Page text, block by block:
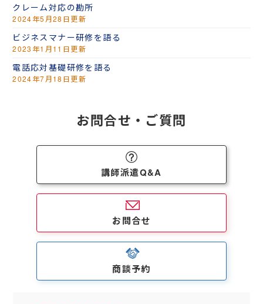
クレーム対応の勘所
2024年5月28日更新
ビジネスマナー研修を語る
2023年1月11日更新
電話応対基礎研修を語る
2024年7月18日更新
お問合せ・ご質問
講師派遣Q&A
お問合せ
商談予約